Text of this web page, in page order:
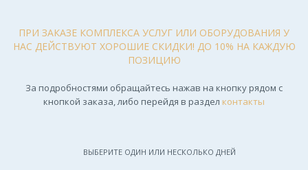
ПРИ ЗАКАЗЕ КОМПЛЕКСА УСЛУГ ИЛИ ОБОРУДОВАНИЯ У
НАС ДЕЙСТВУЮТ ХОРОШИЕ СКИДКИ! ДО 10% НА КАЖДУЮ
ПОЗИЦИЮ
За подробностями обращайтесь нажав на кнопку рядом с
кнопкой заказа, либо перейдя в раздел контакты
ВЫБЕРИТЕ ОДИН ИЛИ НЕСКОЛЬКО ДНЕЙ